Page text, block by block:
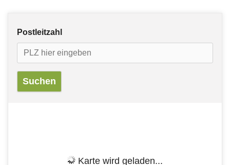
Postleitzahl
Karte wird geladen...